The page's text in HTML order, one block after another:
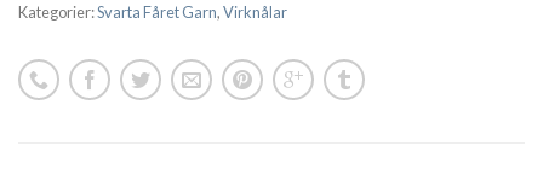
Kategorier:Svarta Fåret Garn,Virknålar